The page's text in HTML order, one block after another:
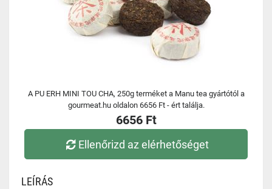
A PU ERH MINI TOU CHA, 250g terméket a Manu tea gyártótól a
gourmeat.hu oldalon 6656 Ft - ért találja.
6656 Ft
Ellenőrizd az elérhetőséget
LEÍRÁS